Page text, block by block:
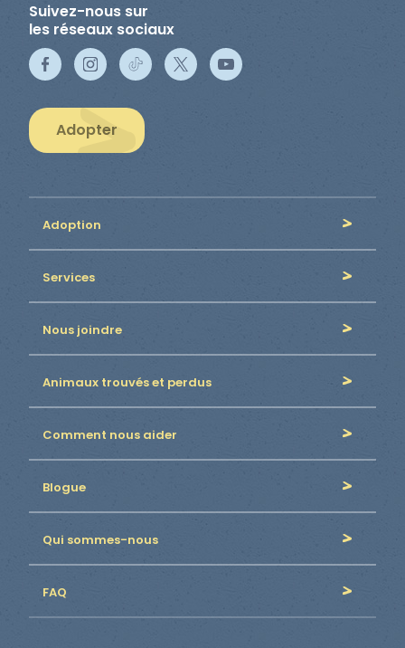
Suivez-nous sur
les réseaux sociaux
Adopter
Adoption
Services
Nous joindre
Animaux trouvés et perdus
Comment nous aider
Blogue
Qui sommes-nous
FAQ